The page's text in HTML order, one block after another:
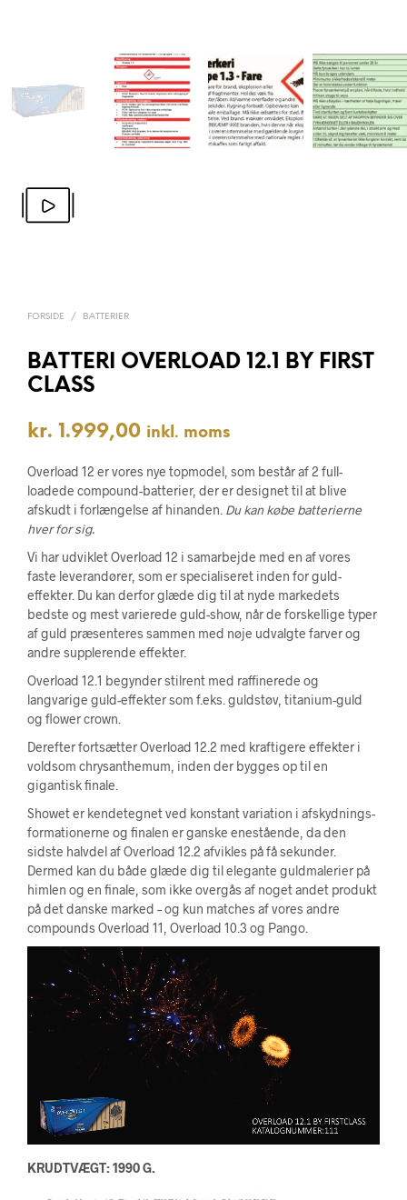
FORSIDE / BATTERIER
BATTERI OVERLOAD 12.1 BY FIRST
CLASS
kr. 1.999,00 inkl. moms
Overload 12 er vores nye topmodel, som består af 2 full-
loadede compound-batterier, der er designet til at blive
afskudt i forlængelse af hinanden. Du kan købe batterierne
hver for sig.
Vi har udviklet Overload 12 i samarbejde med en af vores
faste leverandører, som er specialiseret inden for guld-
effekter. Du kan derfor glæde dig til at nyde markedets
bedste og mest varierede guld-show, når de forskellige typer
af guld præsenteres sammen med nøje udvalgte farver og
andre supplerende effekter.
Overload 12.1 begynder stilrent med raffinerede og
langvarige guld-effekter som f.eks. guldstøv, titanium-guld
og flower crown.
Derefter fortsætter Overload 12.2 med kraftigere effekter i
voldsom chrysanthemum, inden der bygges op til en
gigantisk finale.
Showet er kendetegnet ved konstant variation i afskydnings-
formationerne og finalen er ganske enestående, da den
sidste halvdel af Overload 12.2 afvikles på få sekunder.
Dermed kan du både glæde dig til elegante guldmalerier på
himlen og en finale, som ikke overgås af noget andet produkt
på det danske marked – og kun matches af vores andre
compounds Overload 11, Overload 10.3 og Pango.
KRUDTVÆGT: 1990 G.